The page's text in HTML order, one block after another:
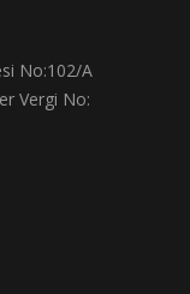
No:102/A
Vergi No: